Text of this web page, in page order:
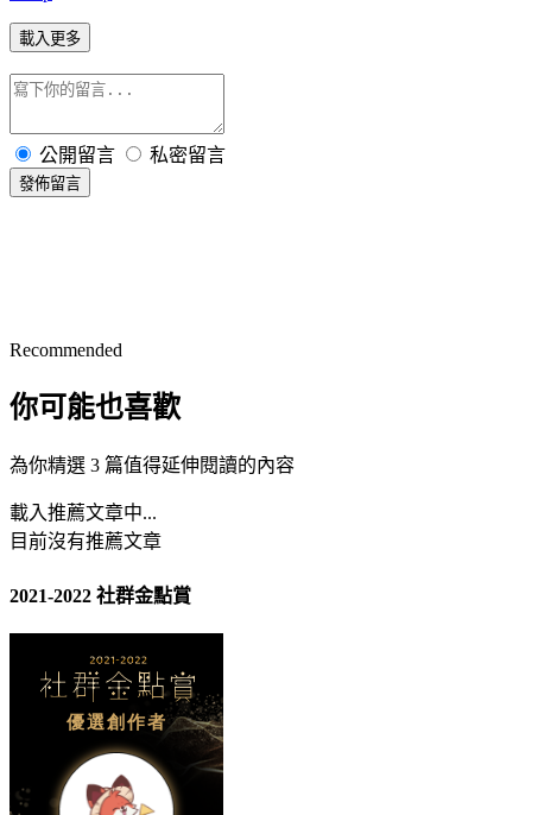
載入更多
公開留言 私密留言
發佈留言
Recommended
你可能也喜歡
為你精選 3 篇值得延伸閱讀的內容
載入推薦文章中...
目前沒有推薦文章
2021-2022 社群金點賞